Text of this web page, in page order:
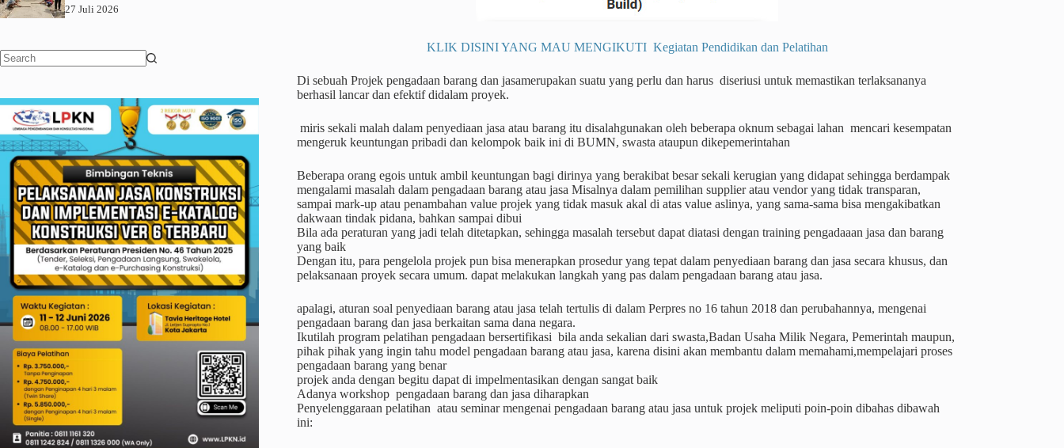
KLIK DISINI YANG MAU MENGIKUTI Kegiatan Pendidikan dan Pelatihan
Di sebuah Projek pengadaan barang dan jasamerupakan suatu yang perlu dan harus diseriusi untuk memastikan terlaksananya
berhasil lancar dan efektif didalam proyek.
miris sekali malah dalam penyediaan jasa atau barang itu disalahgunakan oleh beberapa oknum sebagai lahan mencari kesempatan
mengeruk keuntungan pribadi dan kelompok baik ini di BUMN, swasta ataupun dikepemerintahan
Beberapa orang egois untuk ambil keuntungan bagi dirinya yang berakibat besar sekali kerugian yang didapat sehingga berdampak
mengalami masalah dalam pengadaan barang atau jasa Misalnya dalam pemilihan supplier atau vendor yang tidak transparan,
sampai mark-up atau penambahan value projek yang tidak masuk akal di atas value aslinya, yang sama-sama bisa mengakibatkan
dakwaan tindak pidana, bahkan sampai dibui
Bila ada peraturan yang jadi telah ditetapkan, sehingga masalah tersebut dapat diatasi dengan training pengadaaan jasa dan barang
yang baik
Dengan itu, para pengelola projek pun bisa menerapkan prosedur yang tepat dalam penyediaan barang dan jasa secara khusus, dan
pelaksanaan proyek secara umum. dapat melakukan langkah yang pas dalam pengadaan barang atau jasa.
apalagi, aturan soal penyediaan barang atau jasa telah tertulis di dalam Perpres no 16 tahun 2018 dan perubahannya, mengenai
pengadaan barang dan jasa berkaitan sama dana negara.
Ikutilah program pelatihan pengadaan bersertifikasi bila anda sekalian dari swasta,Badan Usaha Milik Negara, Pemerintah maupun,
pihak pihak yang ingin tahu model pengadaan barang atau jasa, karena disini akan membantu dalam memahami,mempelajari proses
pengadaan barang yang benar
projek anda dengan begitu dapat di impelmentasikan dengan sangat baik
Adanya workshop pengadaan barang dan jasa diharapkan
Penyelenggaraan pelatihan atau seminar mengenai pengadaan barang atau jasa untuk projek meliputi poin-poin dibahas dibawah
ini:
27 Juli 2026